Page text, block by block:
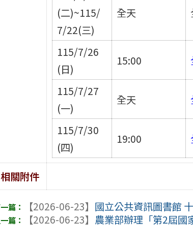
(二)~115/
7/22(三)
全天
115/7/26
(日)
15:00
115/7/27
(一)
全天
115/7/30
(四)
19:00
相關附件
【2026-06-23】 國立公共資訊圖書館
【2026-06-23】 農業部辦理「第2屆國